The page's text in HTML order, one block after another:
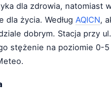
dla zdrowia, natomiast
dla życia. Według AQICN,
dobrym. Stacja przy
stężenie na poziomie 0-